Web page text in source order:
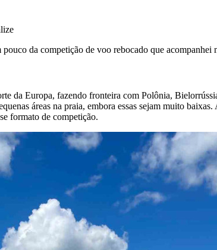
da competição de voo rebocado que acompanhei
da Europa, fazendo fronteira com Polônia,
áreas na praia, embora essas sejam muito
formato de competição.